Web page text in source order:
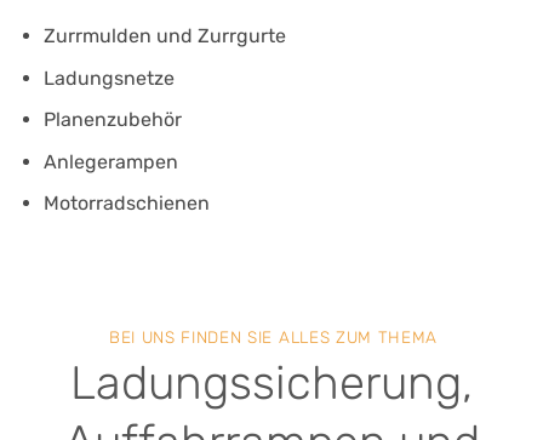
Zurrmulden und Zurrgurte
Ladungsnetze
Planenzubehör
Anlegerampen
Motorradschienen
BEI UNS FINDEN SIE ALLES ZUM THEMA
Ladungssicherung,